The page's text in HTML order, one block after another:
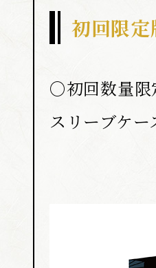
初回限定
○初回数量限
スリーブケー